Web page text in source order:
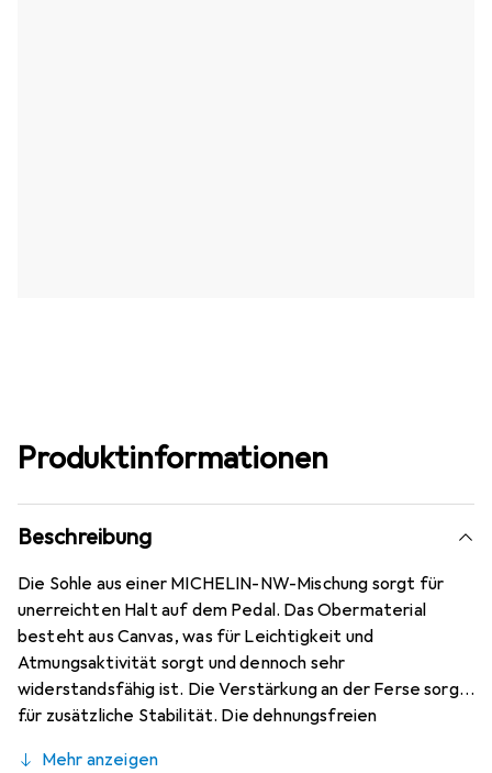
Produktinformationen
Beschreibung
Die Sohle aus einer MICHELIN-NW-Mischung sorgt für
unerreichten Halt auf dem Pedal. Das Obermaterial
besteht aus Canvas, was für Leichtigkeit und
Atmungsaktivität sorgt und dennoch sehr
widerstandsfähig ist. Die Verstärkung an der Ferse sorgt
für zusätzliche Stabilität. Die dehnungsfreien
Mehr anzeigen